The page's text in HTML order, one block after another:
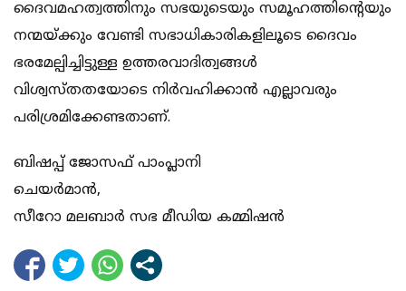
ദൈവമഹത്വത്തിനും സഭയുടെയും സമൂഹത്തിന്റെയും
നന്മയ്ക്കും വേണ്ടി സഭാധികാരികളിലൂടെ ദൈവം
ഭരമേല്പിച്ചിട്ടുള്ള ഉത്തരവാദിത്വങ്ങള്‍
വിശ്വസ്തതയോടെ നിര്‍വഹിക്കാന്‍ എല്ലാവരും
പരിശ്രമിക്കേണ്ടതാണ്.
ബിഷപ്പ് ജോസഫ് പാംപ്ലാനി
ചെയര്‍മാന്‍,
സീറോ മലബാര്‍ സഭ മീഡിയ കമ്മിഷന്‍